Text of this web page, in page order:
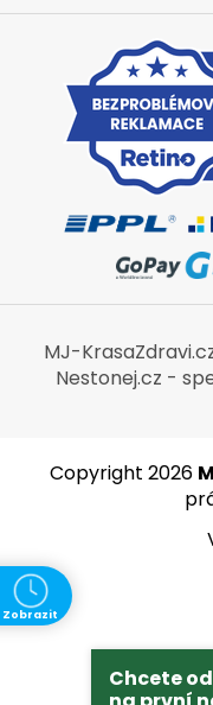
MJ-
Nestonej.cz -
Copyright 2026
Zobrazit
Chcete